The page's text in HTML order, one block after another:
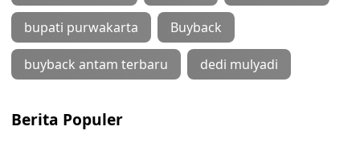
bupati purwakarta Buyback
buyback antam terbaru dedi mulyadi
Berita Populer